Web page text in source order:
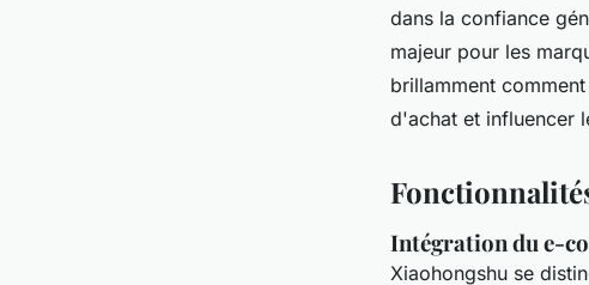
dans la confiance
majeur pour les
brillamment
d'achat et influencer
Intégration du e-
Xiaohongshu se